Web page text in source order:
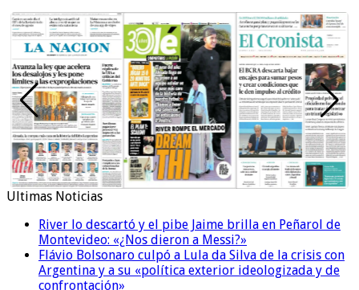
Ultimas Noticias
River lo descartó y el pibe Jaime brilla en Peñarol de
Montevideo: «¿Nos dieron a Messi?»
Flávio Bolsonaro culpó a Lula da Silva de la crisis con
Argentina y a su «política exterior ideologizada y de
confrontación»